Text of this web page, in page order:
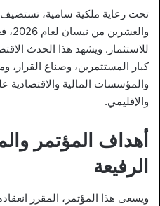
تحت رعاية ملكية سامية،
للاستثمار. ويشهد هذا الحدث
كبار المستثمرين، وصناع القرار،
والمؤسسات المالية والاقتصادية
والإقليمي.
أهداف المؤتمر
الرفيعة
ويسعى هذا المؤتمر، المقرر